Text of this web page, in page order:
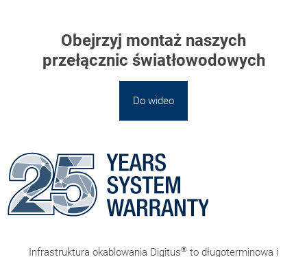
Obejrzyj montaż naszych
przełącznic światłowodowych
Do wideo
Infrastruktura okablowania Digitus® to długoterminowa i